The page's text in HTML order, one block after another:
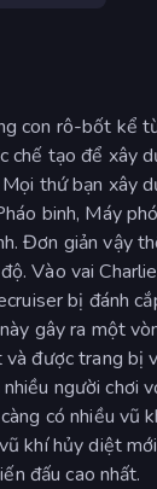
con rô-bốt kể
tạo để xây
thứ bạn xây
binh, Máy
Đơn giản vậy
Vào vai
bị đánh
gây ra một
được trang bị
người chơi
có nhiều vũ
khí hủy diệt
đấu cao nhất.